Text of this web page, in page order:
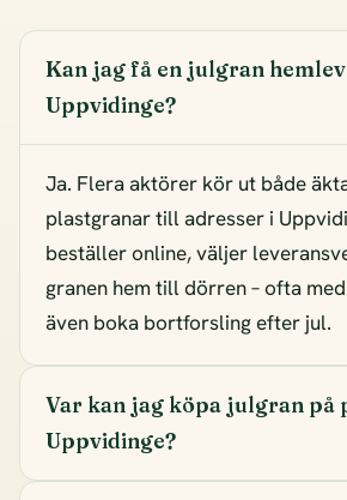
Kan jag få en julgran
Uppvidinge?
Ja. Flera aktörer kör ut både
plastgranar till adresser i
beställer online, väljer
granen hem till dörren – ofta
även boka bortforsling efter jul.
Var kan jag köpa julgran på
Uppvidinge?